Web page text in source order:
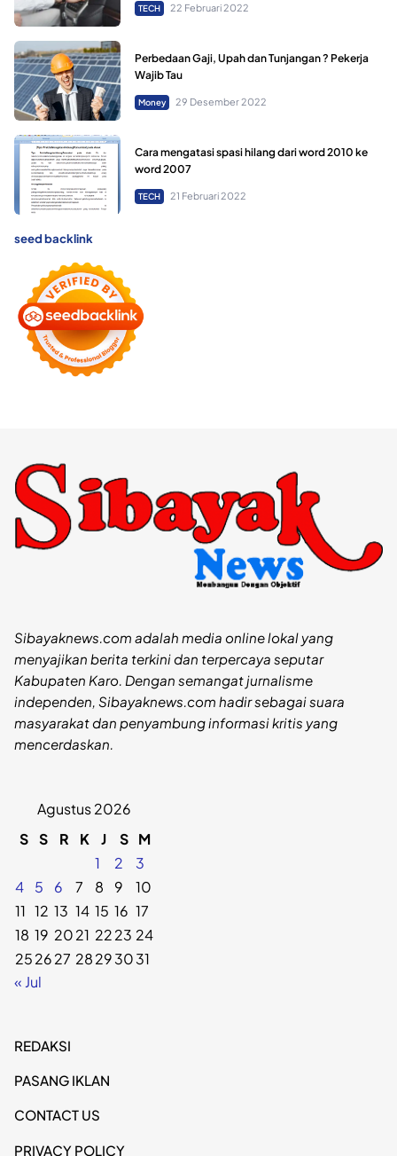
TECH 22 Februari 2022
Perbedaan Gaji, Upah dan Tunjangan ? Pekerja
Wajib Tau
Money 29 Desember 2022
Cara mengatasi spasi hilang dari word 2010 ke
word 2007
TECH 21 Februari 2022
seed backlink
Sibayaknews.com adalah media online lokal yang
menyajikan berita terkini dan terpercaya seputar
Kabupaten Karo. Dengan semangat jurnalisme
independen, Sibayaknews.com hadir sebagai suara
masyarakat dan penyambung informasi kritis yang
mencerdaskan.
Agustus 2026
S S R K J S M
1
2
3
4
5 6 7 8 9
10
11 12 13 14 15 16 17
18 19 2021 2223 24
252627 28293031
« Jul
REDAKSI
PASANG IKLAN
CONTACT US
PRIVACY POLICY